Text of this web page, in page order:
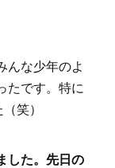
んな少年のよ
たです。特に
笑）
した。先日の